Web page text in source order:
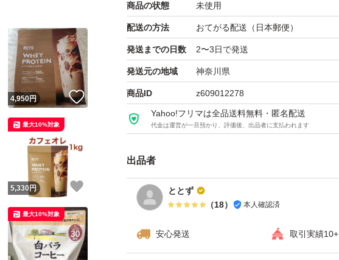
商品の状態 未使用
配送の方法 おてがる配送（日本郵便）
発送までの日数 2〜3日で発送
発送元の地域 神奈川県
商品ID z609012278
Yahoo!フリマは全品送料無料・匿名配送
代金は運営が一旦預かり、評価後、出品者に支払われます
出品者
ととず
（18） 本人確認済
安心発送 取引実績10+
いいね！
4,950円 いいね！
いいね！
5,330円
最大10%対象
最大10%対象